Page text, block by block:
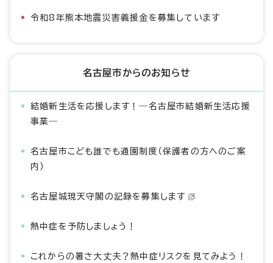
令和8年熊本地震災害義援金を募集しています
名古屋市からのお知らせ
結婚新生活を応援します！―名古屋市結婚新生活応援
事業―
名古屋市こども誰でも通園制度（保護者の方へのご案
内）
名古屋城現天守閣の記録を募集します
熱中症を予防しましょう！
これからの暑さ大丈夫？熱中症リスクを見てみよう！